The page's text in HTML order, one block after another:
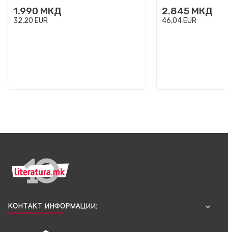
1.990 МКД
32,20 EUR
2.845 МКД
46,04EUR
КОНТАКТ ИНФОРМАЦИИ: